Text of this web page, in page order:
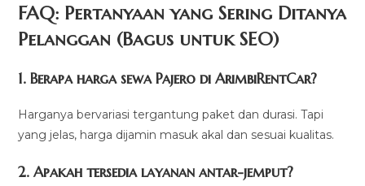
FAQ: Pertanyaan yang Sering Ditanya
Pelanggan (Bagus untuk SEO)
1. Berapa harga sewa Pajero di ArimbiRentCar?
Harganya bervariasi tergantung paket dan durasi. Tapi
yang jelas, harga dijamin masuk akal dan sesuai kualitas.
2. Apakah tersedia layanan antar-jemput?